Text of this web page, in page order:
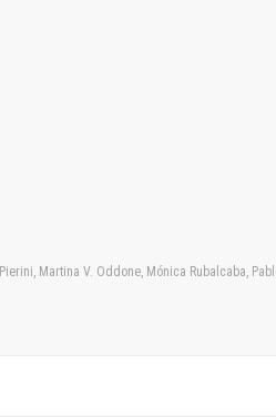
época
Martina V. Oddone, Mónica Rubalcaba,